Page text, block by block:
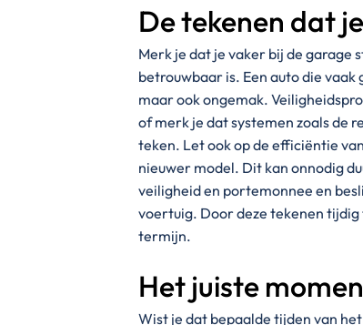
De tekenen dat
Merk je dat je vaker bij de garage
betrouwbaar is. Een auto die
maar ook ongemak.
of merk je dat systemen zoals de
teken. Let ook op de efficiëntie
nieuwer model. Dit kan onnodig
veiligheid en portemonnee en
voertuig. Door deze tekenen tijdig
termijn.
Het juiste
Wist je dat bepaalde tijden van